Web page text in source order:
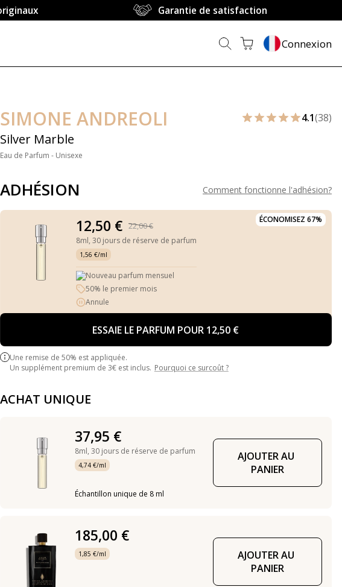
Garantie de satisfaction
Connexion
SIMONE ANDREOLI
Silver Marble
Eau de Parfum - Unisexe
4.1(38)
ADHÉSION Comment fonctionne l'adhésion?
ÉCONOMISEZ 67%
12,50 €
22,00 €
8ml, 30 jours de réserve de parfum
1,56 €/ml
Nouveau parfum mensuel
50% le premier mois
Annule
ESSAIE LE PARFUM POUR 12,50 €
Une remise de 50% est appliquée.
Un supplément premium de 3€ est inclus. Pourquoi ce surcoût ?
ACHAT UNIQUE
37,95 €
8ml, 30 jours de réserve de parfum
4,74 €/ml
Échantillon unique de 8 ml
AJOUTER AU
PANIER
185,00 €
1,85 €/ml
AJOUTER AU
PANIER